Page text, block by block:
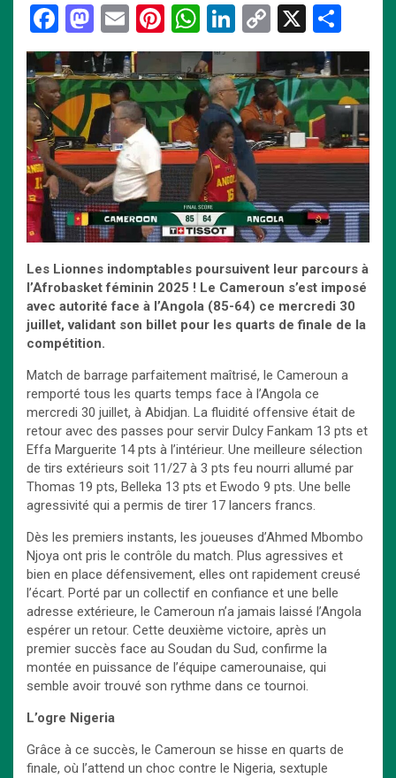
F
a
ce
b
o
o
k
M
a
st
o
d
o
n
E
m
ail
Pi
nt
er
es
t
W
h
at
s
A
p
p
Li
n
ke
dI
n
C
o
py
Li
n
k
X
ar
ta
g
er
Les Lionnes indomptables poursuivent leur parcours à
l’Afrobasket féminin 2025 ! Le Cameroun s’est imposé
avec autorité face à l’Angola (85-64) ce mercredi 30
juillet, validant son billet pour les quarts de finale de la
compétition.
Match de barrage parfaitement maîtrisé, le Cameroun a
remporté tous les quarts temps face à l’Angola ce
mercredi 30 juillet, à Abidjan. La fluidité offensive était de
retour avec des passes pour servir Dulcy Fankam 13 pts et
Effa Marguerite 14 pts à l’intérieur. Une meilleure sélection
de tirs extérieurs soit 11/27 à 3 pts feu nourri allumé par
Thomas 19 pts, Belleka 13 pts et Ewodo 9 pts. Une belle
agressivité qui a permis de tirer 17 lancers francs.
Dès les premiers instants, les joueuses d’Ahmed Mbombo
Njoya ont pris le contrôle du match. Plus agressives et
bien en place défensivement, elles ont rapidement creusé
l’écart. Porté par un collectif en confiance et une belle
adresse extérieure, le Cameroun n’a jamais laissé l’Angola
espérer un retour. Cette deuxième victoire, après un
premier succès face au Soudan du Sud, confirme la
montée en puissance de l’équipe camerounaise, qui
semble avoir trouvé son rythme dans ce tournoi.
L’ogre Nigeria
Grâce à ce succès, le Cameroun se hisse en quarts de
finale, où l’attend un choc contre le Nigeria, sextuple